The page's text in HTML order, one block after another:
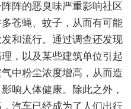
阵的恶臭味严重影响社区
苍蝇、蚊子，从而有可能
和流行。通过调查还发现
，以及某些建筑单位引起
中粉尘浓度增高，从而造
响人体健康。除此之外，
汽车已经成为了人们出行